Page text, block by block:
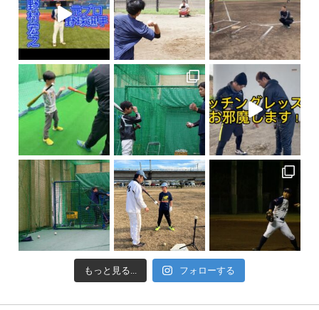
もっと見る... フォローする